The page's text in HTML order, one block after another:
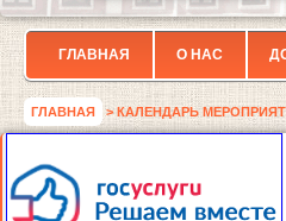
ГЛАВНАЯ О НАС
ГЛАВНАЯ > КАЛЕНДАРЬ